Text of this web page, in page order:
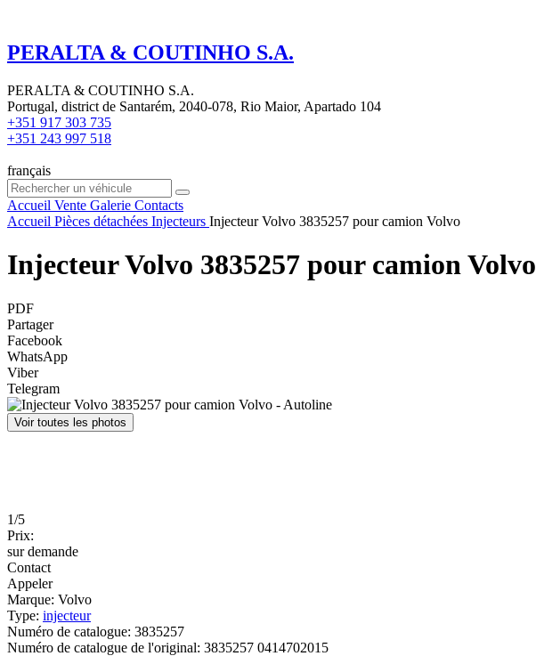
PERALTA & COUTINHO S.A.
PERALTA & COUTINHO S.A.
Portugal, district de Santarém, 2040-078, Rio Maior, Apartado 104
+351 917 303 735
+351 243 997 518
français
Accueil Vente Galerie Contacts
Accueil Pièces détachées Injecteurs Injecteur Volvo 3835257 pour camion Volvo
Injecteur Volvo 3835257 pour camion Volvo
PDF
Partager
Facebook
WhatsApp
Viber
Telegram
Voir toutes les photos
1/5
Prix:
sur demande
Contact
Appeler
Marque: Volvo
Type: injecteur
Numéro de catalogue: 3835257
Numéro de catalogue de l'original: 3835257 0414702015